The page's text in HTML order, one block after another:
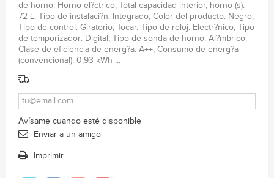
de horno: Horno el?ctrico, Total capacidad interior, horno (s):
72 L. Tipo de instalaci?n: Integrado, Color del producto: Negro,
Tipo de control: Giratorio, Tocar. Tipo de reloj: Electr?nico, Tipo
de temporizador: Digital, Tipo de sonda de horno: Al?mbrico.
Clase de eficiencia de energ?a: A++, Consumo de energ?a
(convencional): 0,93 kWh ...
Avísame cuando esté disponible
Enviar a un amigo
Imprimir